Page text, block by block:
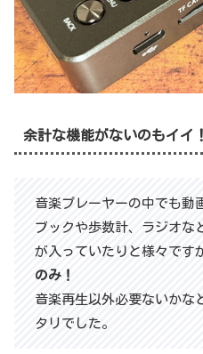
余計な機能がないのもイイ！
音楽プレーヤーの中でも動
ブックや歩数計、ラジオな
が入っていたりと様々です
のみ！
音楽再生以外必要ないかな
タリでした。